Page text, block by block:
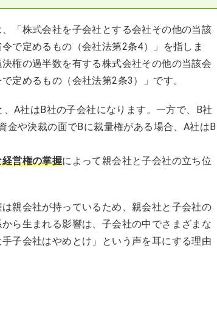
「株式会社を子会社とする会社その他の当該
で定めるもの（会社法第2条4）」を指しま
権の過半数を有する株式会社その他の当該会
定めるもの（会社法第2条3）」です。
A社はB社の子会社になります。一方で、B社
金や決裁の面でBに裁量権がある場合、A社はB
営権の掌握によって親会社と子会社の立ち位
親会社が持っているため、親会社と子会社の
ら生まれる影響は、子会社の中でさまざまな
子会社はやめとけ」という声を耳にする理由